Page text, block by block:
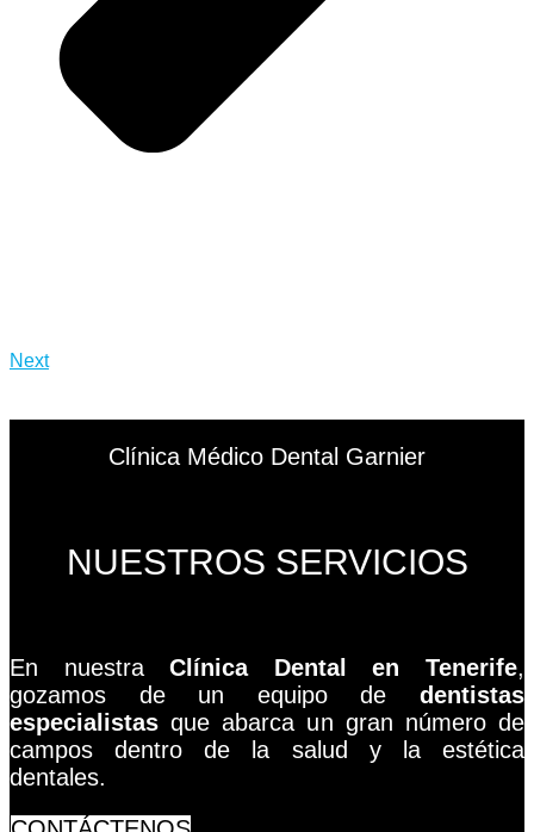
Next
Clínica Médico Dental Garnier
NUESTROS SERVICIOS
En nuestraClínica Dental en Tenerife,
gozamos de un equipo de dentistas
especialistas que abarca un gran número de
campos dentro de la salud y la estética
dentales.